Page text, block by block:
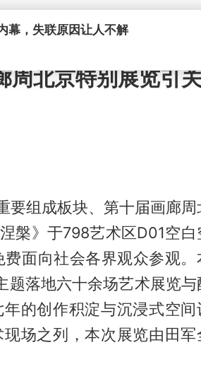
周北京特别展览引
要组成板块、第十届画廊周
槃》于798艺术区D01空白
面向社会各界观众参观。
题落地六十余场艺术展览与
的创作积淀与沉浸式空间
场之列，本次展览由田军